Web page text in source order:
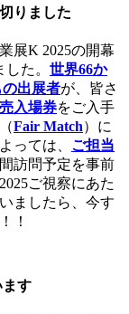
りました
展K 2025の開幕
た。 世界66か
の出展者が、皆さ
入場券をご入手
Fair Match）に
っては、 ご担当
訪問予定を事前
ご視察にあた
ましたら、今す
！
ます